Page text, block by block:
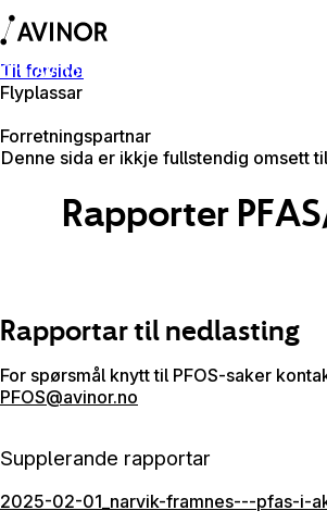
Til forside
Flyplassar
Forretningspartnar
Om Avinor
Denne sida er ikkje fullstendig omsett
Rapporter
Rapportar til nedlasting
For spørsmål knytt til PFOS-saker
PFOS@avinor.no
Supplerande rapportar
2025-02-01_narvik-framnes---pfas-i-